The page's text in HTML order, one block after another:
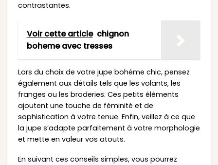
contrastantes.
Voir cette article chignon
boheme avec tresses
Lors du choix de votre jupe bohème chic, pensez
également aux détails tels que les volants, les
franges ou les broderies. Ces petits éléments
ajoutent une touche de féminité et de
sophistication à votre tenue. Enfin, veillez à ce que
la jupe s’adapte parfaitement à votre morphologie
et mette en valeur vos atouts.
En suivant ces conseils simples, vous pourrez